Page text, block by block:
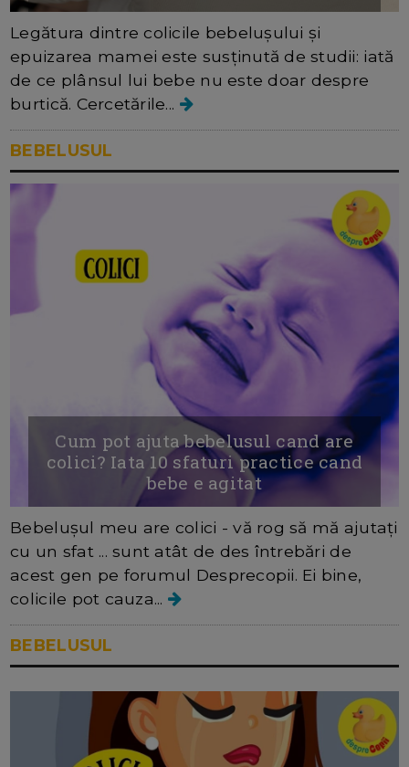
Legătura dintre colicile bebelușului și
epuizarea mamei este susținută de studii: iată
de ce plânsul lui bebe nu este doar despre
burtică. Cercetările...
BEBELUSUL
Cum pot ajuta bebelusul cand are
colici? Iata 10 sfaturi practice cand
bebe e agitat
Bebelușul meu are colici - vă rog să mă ajutați
cu un sfat ... sunt atât de des întrebări de
acest gen pe forumul Desprecopii. Ei bine,
colicile pot cauza...
BEBELUSUL